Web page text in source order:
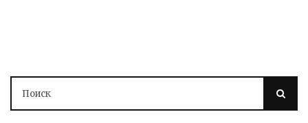
ненадлежащую эксплуатацию и
разрушение здания колледжа,
имеющего статус объекта историко-